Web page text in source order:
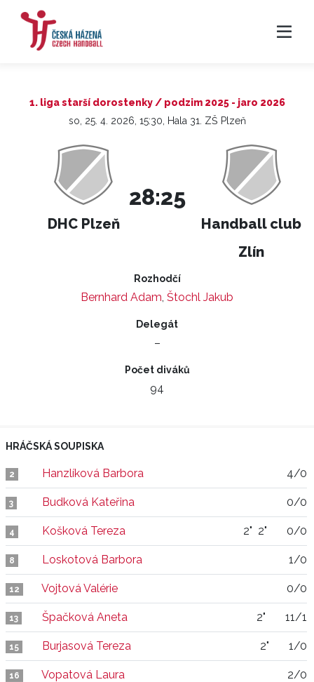
1. liga starší dorostenky / podzim 2025 - jaro 2026
so, 25. 4. 2026, 15:30, Hala 31. ZŠ Plzeň
DHC Plzeň
28:25
Handball club
Zlín
Rozhodčí
Bernhard Adam, Štochl Jakub
Delegát
–
Počet diváků
94
HRÁČSKÁ SOUPISKA
2 Hanzlíková Barbora 4/0
3 Budková Kateřina 0/0
4 Košková Tereza 2" 2" 0/0
8 Loskotová Barbora 1/0
12 Vojtová Valérie 0/0
13 Špačková Aneta 2" 11/1
15 Burjasová Tereza 2" 1/0
16 Vopatová Laura 2/0